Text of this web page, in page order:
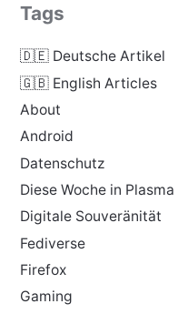
Tags
🇩🇪 Deutsche Artikel
🇬🇧 English Articles
About
Android
Datenschutz
Diese Woche in Plasma
Digitale Souveränität
Fediverse
Firefox
Gaming